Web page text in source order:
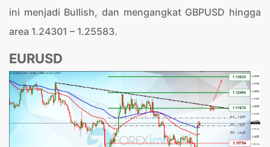
ini menjadi Bullish, dan mengangkat GBPUSD hingga
area 1.24301 – 1.25583.
EURUSD